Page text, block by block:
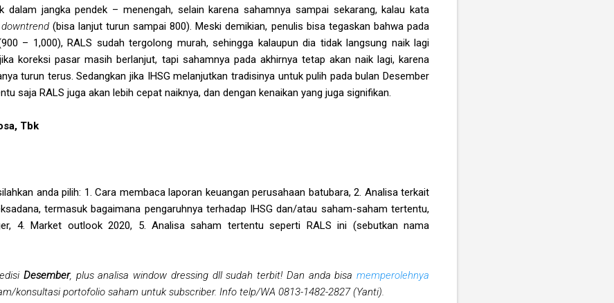
dalam jangka pendek – menengah, selain karena sahamnya sampai sekarang, kalau kata
(bisa lanjut turun sampai 800). Meski demikian, penulis bisa tegaskan bahwa pada
– 1,000), RALS sudah tergolong murah, sehingga kalaupun dia tidak langsung naik lagi
koreksi pasar masih berlanjut, tapi sahamnya pada akhirnya tetap akan naik lagi, karena
turun terus. Sedangkan jika IHSG melanjutkan tradisinya untuk pulih pada bulan Desember
saja RALS juga akan lebih cepat naiknya, dan dengan kenaikan yang juga signifikan.
Tbk
anda pilih: 1. Cara membaca laporan keuangan perusahaan batubara, 2. Analisa terkait
termasuk bagaimana pengaruhnya terhadap IHSG dan/atau saham-saham tertentu,
4. Market outlook 2020, 5. Analisa saham tertentu seperti RALS ini (sebutkan nama
edisi Desember, plus analisa window dressing dll sudah terbit! Dan anda bisamemperolehnya
konsultasi portofolio saham untuk subscriber. Info telp/WA 0813-1482-2827 (Yanti).